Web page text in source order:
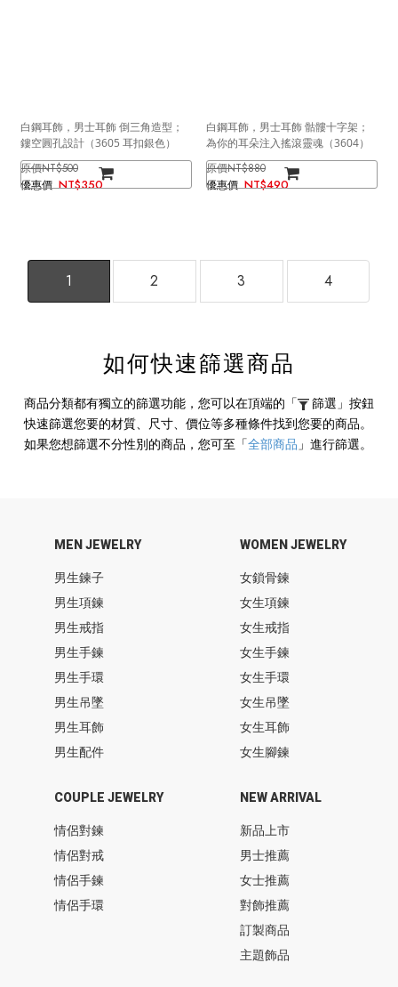
白鋼耳飾，男士耳飾 倒三角造型；
鏤空圓孔設計（3605 耳扣銀色）
NT$500
NT$350
白鋼耳飾，男士耳飾 骷髏十字架；
為你的耳朵注入搖滾靈魂（3604）
NT$880
NT$490
1 2 3 4
如何快速篩選商品
商品分類都有獨立的篩選功能，您可以在頂端的 「 篩選」 按鈕
快速篩選您要的材質、尺寸、價位等多種條件找到您要的商品。
如果您想篩選不分性別的商品，您可至 「全部商品 」 進行篩選。
MEN JEWELRY
男生鍊子
男生項鍊
男生戒指
男生手鍊
男生手環
男生吊墜
男生耳飾
男生配件
WOMEN JEWELRY
女鎖骨鍊
女生項鍊
女生戒指
女生手鍊
女生手環
女生吊墜
女生耳飾
女生腳鍊
COUPLE JEWELRY
情侶對鍊
情侶對戒
情侶手鍊
情侶手環
NEW ARRIVAL
新品上市
男士推薦
女士推薦
對飾推薦
訂製商品
主題飾品